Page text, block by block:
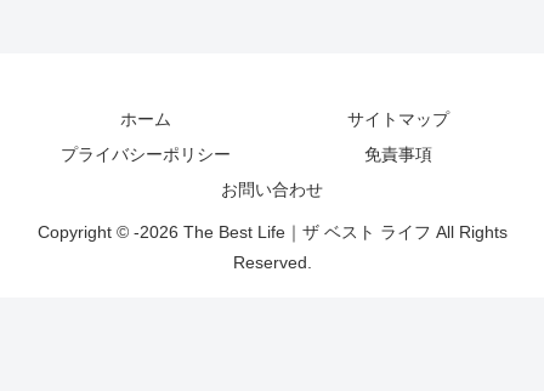
ホーム
サイトマップ
プライバシーポリシー
免責事項
お問い合わせ
Copyright © -2026 The Best Life｜ザ ベスト ライフ All Rights
Reserved.